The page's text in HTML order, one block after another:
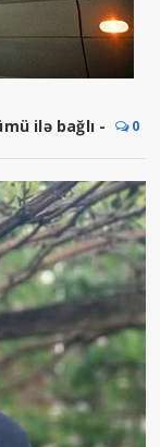
ilə bağlı - 0